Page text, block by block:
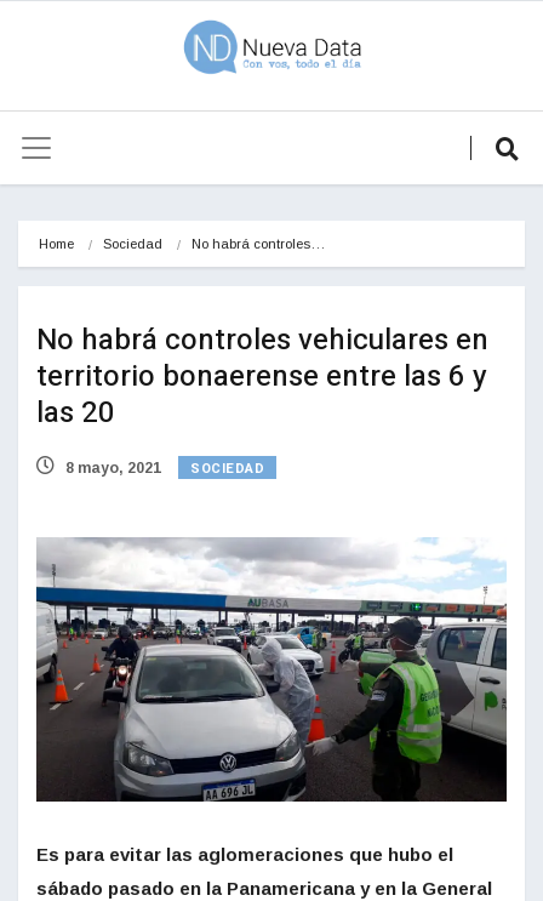
Home Sociedad No habrá controles…
No habrá controles vehiculares en
territorio bonaerense entre las 6 y
las 20
8 mayo, 2021 SOCIEDAD
Es para evitar las aglomeraciones que hubo el
sábado pasado en la Panamericana y en la General